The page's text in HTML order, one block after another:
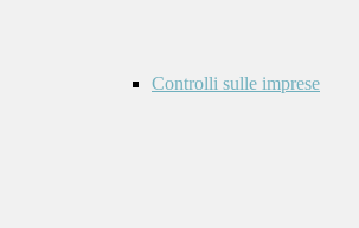
Controlli sulle imprese